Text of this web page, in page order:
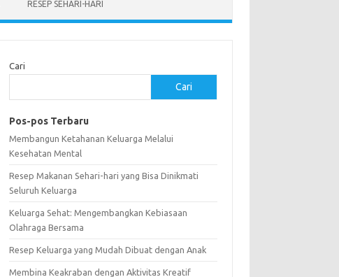
RESEP SEHARI-HARI
Cari
Cari
Pos-pos Terbaru
Membangun Ketahanan Keluarga Melalui
Kesehatan Mental
Resep Makanan Sehari-hari yang Bisa Dinikmati
Seluruh Keluarga
Keluarga Sehat: Mengembangkan Kebiasaan
Olahraga Bersama
Resep Keluarga yang Mudah Dibuat dengan Anak
Membina Keakraban dengan Aktivitas Kreatif